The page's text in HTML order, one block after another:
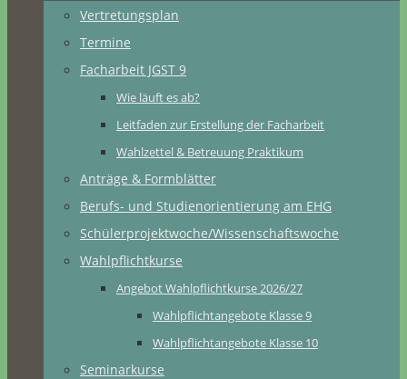
Vertretungsplan
Termine
Facharbeit JGST 9
Wie läuft es ab?
Leitfaden zur Erstellung der Facharbeit
Wahlzettel & Betreuung Praktikum
Anträge & Formblätter
Berufs- und Studienorientierung am EHG
Schülerprojektwoche/Wissenschaftswoche
Wahlpflichtkurse
Angebot Wahlpflichtkurse 2026/27
Wahlpflichtangebote Klasse 9
Wahlpflichtangebote Klasse 10
Seminarkurse